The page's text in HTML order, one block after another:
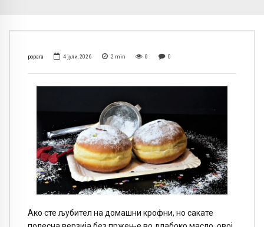
popara 4 јули, 2026 2 min 0 0
Ако сте љубител на домашни крофни, но сакате